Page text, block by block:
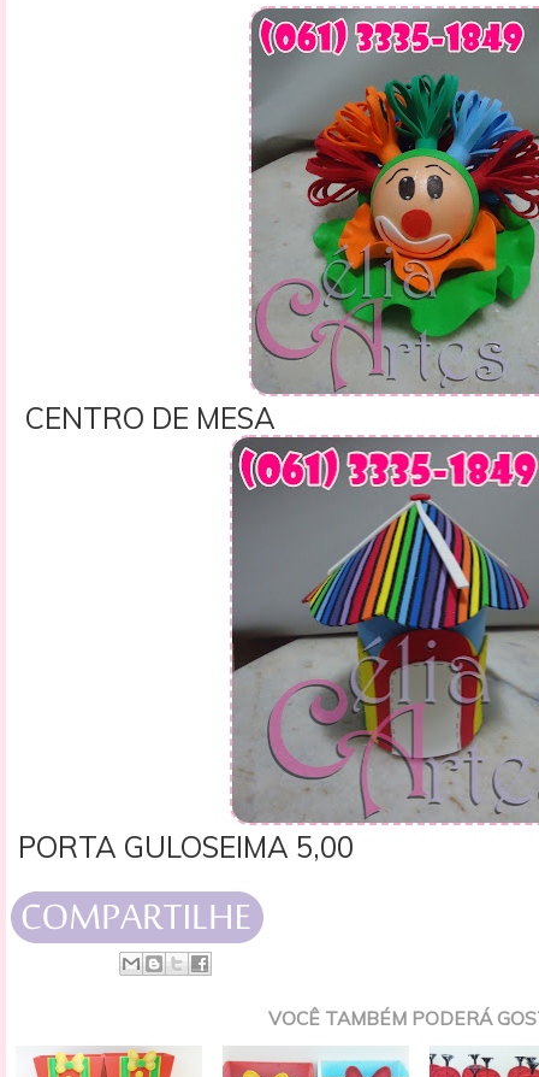
CENTRO DE MESA
PORTA GULOSEIMA 5,00
VOCÊ TAMBÉM PODERÁ